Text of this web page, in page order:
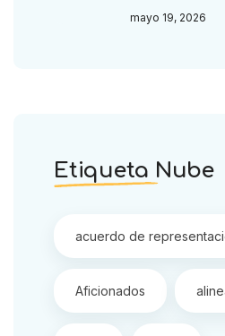
mayo 19, 2026
Etiqueta Nube
acuerdo de
Aficionados